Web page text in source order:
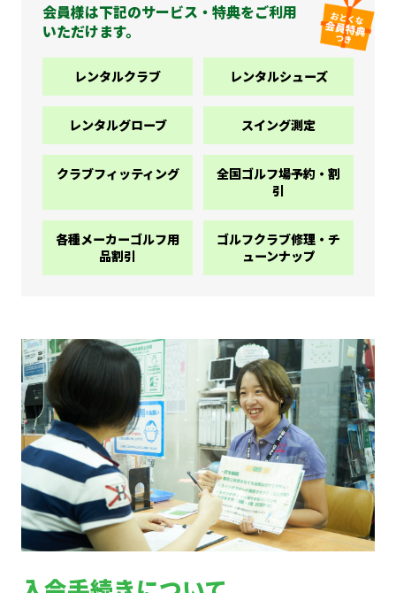
会員様は下記のサービス・特典をご利用
いただけます。
レンタルクラブ レンタルシューズ
レンタルグローブ スイング測定
クラブフィッティング
全国ゴルフ場予約・割
引
各種メーカーゴルフ用
品割引
ゴルフクラブ修理・チ
ューンナップ